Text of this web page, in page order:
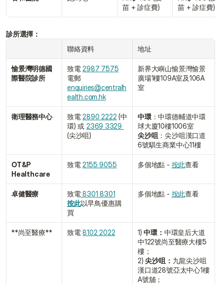
苗 + 診症費)
苗 + 診症費)
診所選擇：
聯絡資料
地址
愉景灣明德國
際醫院診所
致電 2987 7575
電郵
enquiries@centralh
ealth.com.hk
新界大嶼山愉景灣愉景
廣場1樓109A室及106A
室
衛理醫務中心 致電 2890 2222 (中
環) 或
(尖沙咀)
中環：中環德輔道中環
球大廈10樓1006室
尖沙咀 ：尖沙咀漢口道
6號騏生商業中心11樓
OT&P
Healthcare
致電 2155 9055﻿ 多個地點 - 按此查看
卓健醫療 致電 8301 8301
按此以早鳥優惠購
買
多個地點 - 按此查看
**尚至醫療﻿** 致電 8102 2022﻿ 1) 中環： 中環皇后大道
中122號尚至醫療大樓5
樓；
2) 尖沙咀： 九龍尖沙咀
漢口道28號亞太中心1樓
A號舖；